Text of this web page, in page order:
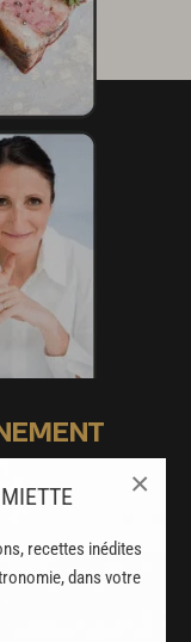
recettes inédites
dans votre
×
!